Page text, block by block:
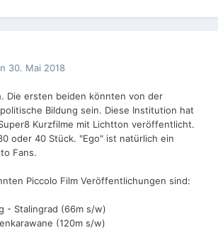
30. Mai 2018
Die ersten beiden könnten von der
Bildung sein. Diese Institution hat
Kurzfilme mit Lichtton veröffentlicht.
oder 40 Stück. "Ego" ist natürlich ein
Fans.
Piccolo Film Veröffentlichungen sind:
- Stalingrad (66m s/w)
(120m s/w)